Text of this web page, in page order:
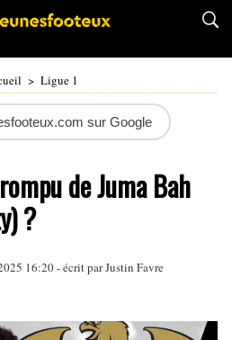
> Ligue 1
sur Google
de Juma Bah
?
16:20 - écrit parJustin Favre